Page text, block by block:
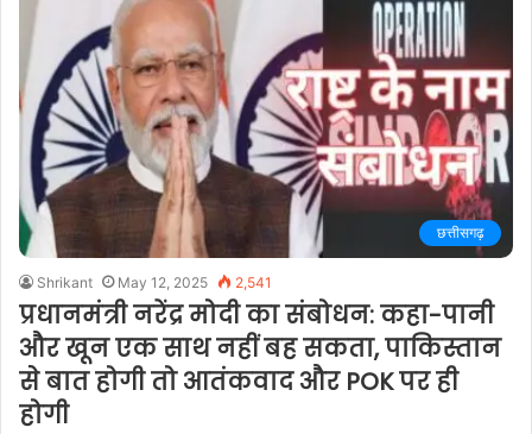
छत्तीसगढ़
Shrikant May 12, 2025 2,541
प्रधानमंत्री नरेंद्र मोदी का संबोधन: कहा-पानी
और खून एक साथ नहीं बह सकता, पाकिस्तान
से बात होगी तो आतंकवाद और POK पर ही
होगी